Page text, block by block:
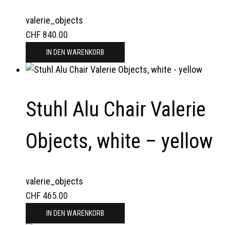
valerie_objects
CHF 840.00
IN DEN WARENKORB
Stuhl Alu Chair Valerie
Objects, white – yellow
valerie_objects
CHF 465.00
IN DEN WARENKORB